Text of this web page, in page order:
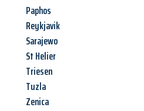
Paphos
Reykjavik
Sarajewo
St Helier
Triesen
Tuzla
Zenica